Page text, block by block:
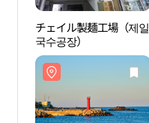
チェイル製麺工場（제일
국수공장）